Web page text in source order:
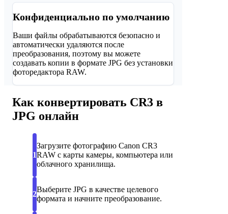
Конфиденциально по умолчанию
Ваши файлы обрабатываются безопасно и
автоматически удаляются после
преобразования, поэтому вы можете
создавать копии в формате JPG без установки
фоторедактора RAW.
Как конвертировать CR3 в
JPG онлайн
1
Загрузите фотографию Canon CR3
RAW с карты камеры, компьютера или
облачного хранилища.
2
Выберите JPG в качестве целевого
формата и начните преобразование.